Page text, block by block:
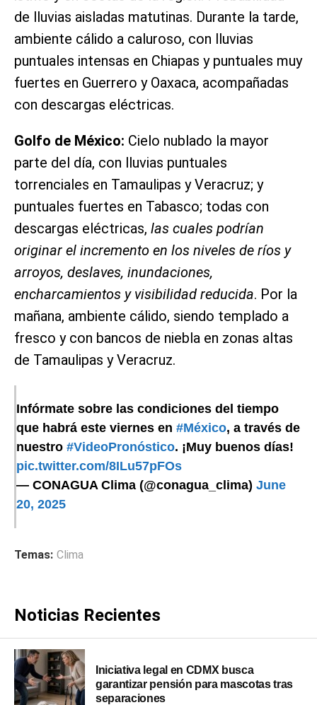
de lluvias aisladas matutinas. Durante la tarde,
ambiente cálido a caluroso, con lluvias
puntuales intensas en Chiapas y puntuales muy
fuertes en Guerrero y Oaxaca, acompañadas
con descargas eléctricas.
Golfo de México: Cielo nublado la mayor
parte del día, con lluvias puntuales
torrenciales en Tamaulipas y Veracruz; y
puntuales fuertes en Tabasco; todas con
descargas eléctricas, las cuales podrían
originar el incremento en los niveles de ríos y
arroyos, deslaves, inundaciones,
encharcamientos y visibilidad reducida. Por la
mañana, ambiente cálido, siendo templado a
fresco y con bancos de niebla en zonas altas
de Tamaulipas y Veracruz.
Infórmate sobre las condiciones del tiempo
que habrá este viernes en #México, a través de
nuestro #VideoPronóstico. ¡Muy buenos días!
pic.twitter.com/8ILu57pFOs
— CONAGUA Clima (@conagua_clima) June
20, 2025
Temas: Clima
Noticias Recientes
Iniciativa legal en CDMX busca
garantizar pensión para mascotas tras
separaciones